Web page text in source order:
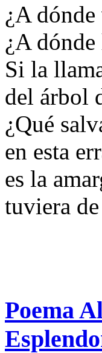
¿A
¿A
Si la
del árbol
¿Qué
en esta
es la
tuviera
Poema